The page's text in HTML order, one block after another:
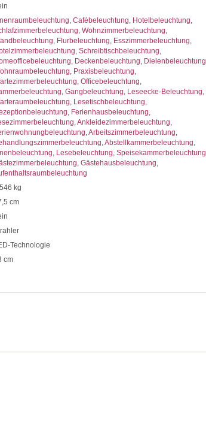
, Cafébeleuchtung, Hotelbeleuchtung,
, Wohnzimmerbeleuchtung,
, Flurbeleuchtung, Esszimmerbeleuchtung,
, Schreibtischbeleuchtung,
, Deckenbeleuchtung, Dielenbeleuchtung
, Praxisbeleuchtung,
, Officebeleuchtung,
, Gangbeleuchtung, Leseecke-Beleuchtung,
, Lesetischbeleuchtung,
, Ferienhausbeleuchtung,
,Ankleidezimmerbeleuchtung,
,Arbeitszimmerbeleuchtung,
,Abstellkammerbeleuchtung,
, Lesebeleuchtung, Speisekammerbeleuchtung
, Gästehausbeleuchtung,
kg
cm
Technologie
cm